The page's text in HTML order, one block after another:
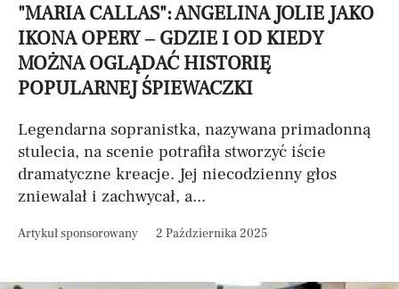
"MARIA CALLAS": ANGELINA JOLIE JAKO
IKONA OPERY – GDZIE I OD KIEDY
MOŻNA OGLĄDAĆ HISTORIĘ
POPULARNEJ ŚPIEWACZKI
Legendarna sopranistka, nazywana primadonną
stulecia, na scenie potrafiła stworzyć iście
dramatyczne kreacje. Jej niecodzienny głos
zniewalał i zachwycał, a...
Artykuł sponsorowany 2 Października 2025